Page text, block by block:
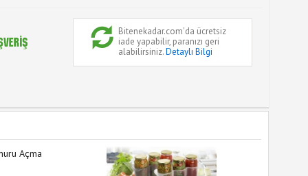
Bitenekadar.com'da ücretsiz
iade yapabilir, paranızı geri
alabilirsiniz.Detaylı Bilgi